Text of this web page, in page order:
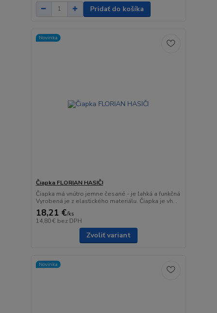
Pridať do košíka
Novinka
Čiapka FLORIAN HASIČI
Čiapka má vnútro jemne česané - je ľahká a funkčná
Vyrobená je z elastického materiálu. Čiapka je vh...
18,21 €/ks
14,80 € bez DPH
Zvoliť variant
Novinka